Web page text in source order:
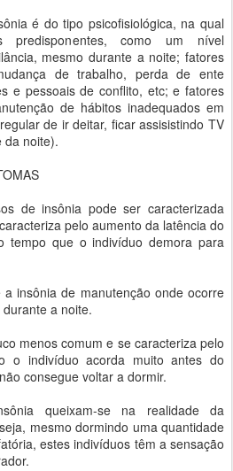
é do tipo psicofisiológica, na qual
predisponentes, como um nível
mesmo durante a noite; fatores
de trabalho, perda de ente
e pessoais de conflito, etc; e fatores
de hábitos inadequados em
de ir deitar, ficar assisistindo TV
da noite).
de insônia pode ser caracterizada
pelo aumento da latência do
tempo que o indivíduo demora para
insônia de manutenção onde ocorre
a noite.
menos comum e se caracteriza pelo
o indivíduo acorda muito antes do
consegue voltar a dormir.
queixam-se na realidade da
mesmo dormindo uma quantidade
estes indivíduos têm a sensação